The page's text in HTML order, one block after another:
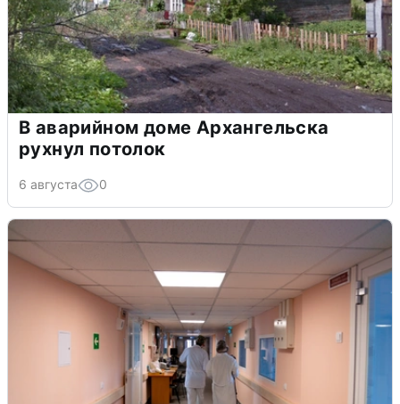
В аварийном доме Архангельска
рухнул потолок
6 августа 0